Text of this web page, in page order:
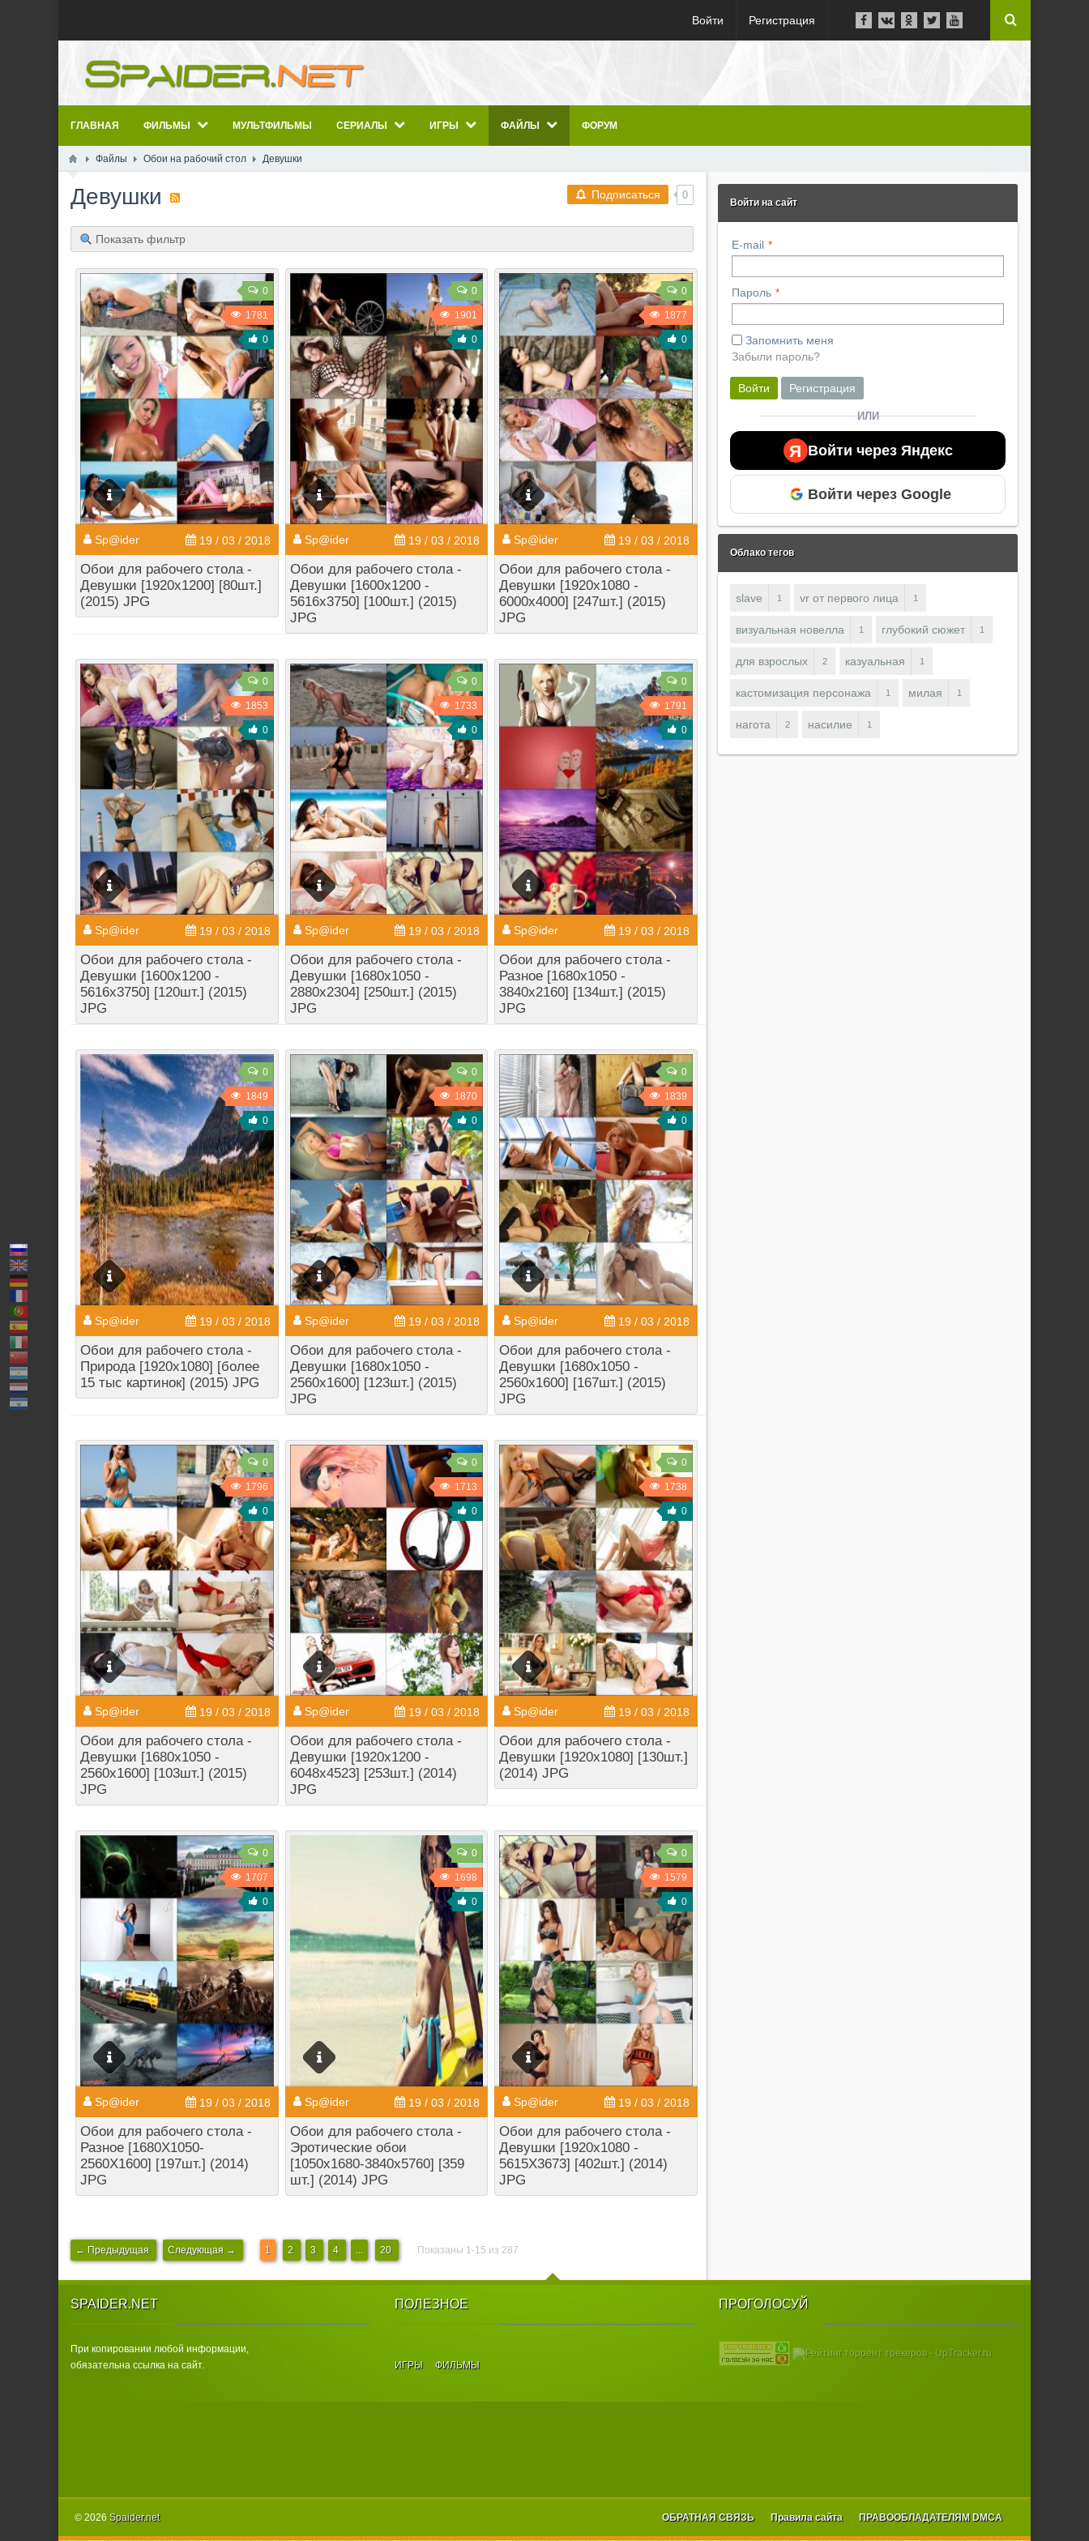
Войти Регистрация
ГЛАВНАЯ ФИЛЬМЫ МУЛЬТФИЛЬМЫ СЕРИАЛЫ ИГРЫ ФАЙЛЫ ФОРУМ
Файлы Обои на рабочий стол Девушки
Подписаться 0
Девушки
Показать фильтр
0
1781
0
Sp@ider 19 / 03 / 2018
Обои для рабочего стола -
Девушки [1920x1200] [80шт.]
(2015) JPG
0
1901
0
Sp@ider 19 / 03 / 2018
Обои для рабочего стола -
Девушки [1600x1200 -
5616x3750] [100шт.] (2015)
JPG
0
1877
0
Sp@ider 19 / 03 / 2018
Обои для рабочего стола -
Девушки [1920x1080 -
6000x4000] [247шт.] (2015)
JPG
0
1853
0
Sp@ider 19 / 03 / 2018
Обои для рабочего стола -
Девушки [1600x1200 -
5616x3750] [120шт.] (2015)
JPG
0
1733
0
Sp@ider 19 / 03 / 2018
Обои для рабочего стола -
Девушки [1680x1050 -
2880x2304] [250шт.] (2015)
JPG
0
1791
0
Sp@ider 19 / 03 / 2018
Обои для рабочего стола -
Разное [1680x1050 -
3840x2160] [134шт.] (2015)
JPG
0
1849
0
Sp@ider 19 / 03 / 2018
Обои для рабочего стола -
Природа [1920x1080] [более
15 тыс картинок] (2015) JPG
0
1870
0
Sp@ider 19 / 03 / 2018
Обои для рабочего стола -
Девушки [1680x1050 -
2560x1600] [123шт.] (2015)
JPG
0
1839
0
Sp@ider 19 / 03 / 2018
Обои для рабочего стола -
Девушки [1680x1050 -
2560x1600] [167шт.] (2015)
JPG
0
1796
0
Sp@ider 19 / 03 / 2018
Обои для рабочего стола -
Девушки [1680x1050 -
2560x1600] [103шт.] (2015)
JPG
0
1713
0
Sp@ider 19 / 03 / 2018
Обои для рабочего стола -
Девушки [1920x1200 -
6048x4523] [253шт.] (2014)
JPG
0
1738
0
Sp@ider 19 / 03 / 2018
Обои для рабочего стола -
Девушки [1920x1080] [130шт.]
(2014) JPG
0
1707
0
Sp@ider 19 / 03 / 2018
Обои для рабочего стола -
Разное [1680X1050-
2560X1600] [197шт.] (2014)
JPG
0
1698
0
Sp@ider 19 / 03 / 2018
Обои для рабочего стола -
Эротические обои
[1050x1680-3840x5760] [359
шт.] (2014) JPG
0
1579
0
Sp@ider 19 / 03 / 2018
Обои для рабочего стола -
Девушки [1920x1080 -
5615X3673] [402шт.] (2014)
JPG
← Предыдущая Следующая → 1 2 3 4 ... 20 Показаны 1-15 из 287
Войти на сайт
E-mail
Пароль
Запомнить меня
Забыли пароль?
Войти Регистрация
ИЛИ
Я Войти через Яндекс
Войти через Google
Облако тегов
slave 1 vr от первого лица 1
визуальная новелла 1 глубокий сюжет 1
для взрослых 2 казуальная 1
кастомизация персонажа 1 милая 1
нагота 2 насилие 1
SPAIDER.NET
При копировании любой информации,
обязательна ссылка на сайт.
ПОЛЕЗНОЕ
ИГРЫ ФИЛЬМЫ
ПРОГОЛОСУЙ
© 2026 Spаider.net ОБРАТНАЯ СВЯЗЬ Правила сайта ПРАВООБЛАДАТЕЛЯМ DMCA